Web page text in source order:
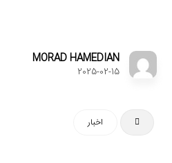
MORAD HAMEDIAN
2025-02-15
اخبار